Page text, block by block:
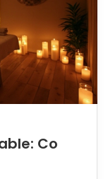
Co